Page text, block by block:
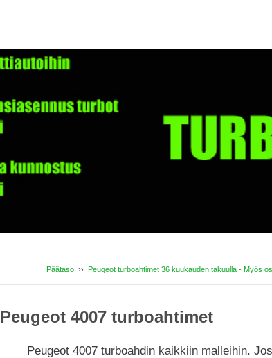
Päätaso›› Peugeot turboahtimet 36 kuukauden takuulla - Myös
Peugeot 4007 turboahtimet
Peugeot 4007 turboahdin kaikkiin malleihin.